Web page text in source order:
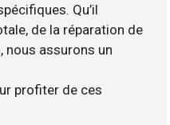
Qu’il
de la réparation de
nous assurons un
profiter de ces